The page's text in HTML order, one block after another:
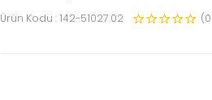
Ürün Kodu : 142-51027.02